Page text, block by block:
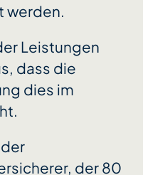
werden.
Leistungen
dass die
dies im
der 80